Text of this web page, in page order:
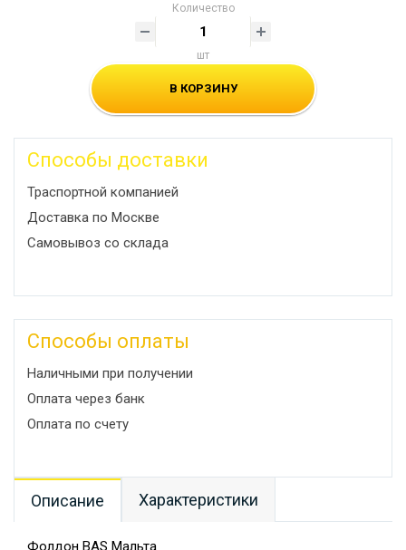
Количество
шт
В КОРЗИНУ
Способы доставки
Траспортной компанией
Доставка по Москве
Самовывоз со склада
Способы оплаты
Наличными при получении
Оплата через банк
Оплата по счету
Описание Характеристики
Фолдон BAS Мальта